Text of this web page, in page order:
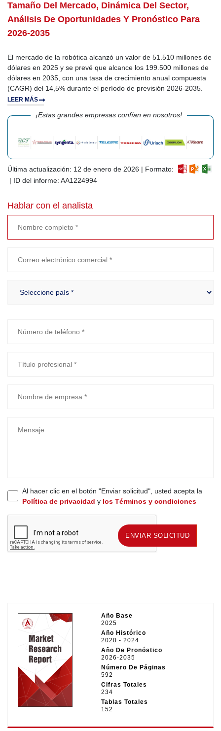
Tamaño Del Mercado, Dinámica Del Sector,
Análisis De Oportunidades Y Pronóstico Para
2026-2035
El mercado de la robótica alcanzó un valor de 51.510 millones de
dólares en 2025 y se prevé que alcance los 199.500 millones de
dólares en 2035, con una tasa de crecimiento anual compuesta
(CAGR) del 14,5% durante el período de previsión 2026-2035.
LEER MÁS
¡Estas grandes empresas confían en nosotros!
Última actualización: 12 de enero de 2026 | Formato:
| ID del informe: AA1224994
Hablar con el analista
Al hacer clic en el botón "Enviar solicitud", usted acepta la
Política de privacidad y los Términos y condiciones
ENVIAR SOLICITUD ENVIAR SOLICITUD
Año Base
2025
Año Histórico
2020 - 2024
Año De Pronóstico
2026-2035
Número De Páginas
592
Cifras Totales
234
Tablas Totales
152